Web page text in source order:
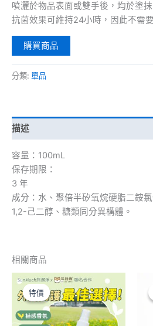
噴灑於物品表面或雙手後，均於塗抹
抗菌效果可維持24小時，因此不需
購買商品
分類: 單品
描述
容量：100mL
保存期限：
3 年
成分：水、聚倍半矽氧烷硬脂二銨
1,2-己二醇、糖類同分異構體。
相關商品
特價
特價
原
始
價
格：
$99.00。
目
前
價
格：
$79.00。